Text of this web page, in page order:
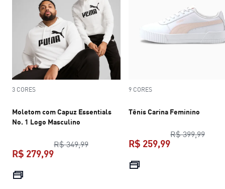
3 CORES
Moletom com Capuz Essentials
No. 1 Logo Masculino
R$ 349,99preço original R$ 349,99
R$ 279,99
9 CORES
Tênis Carina Feminino
R$ 399,99
R$ 259,99